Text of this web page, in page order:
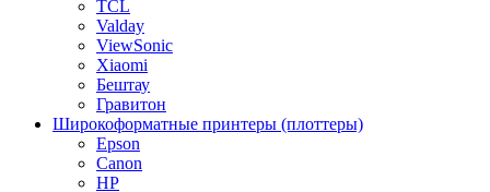
TCL
Valday
ViewSonic
Xiaomi
Бештау
Гравитон
Широкоформатные принтеры (плоттеры)
Epson
Canon
HP